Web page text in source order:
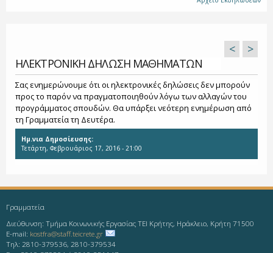
ΗΛΕΚΤΡΟΝΙΚΗ ΔΗΛΩΣΗ ΜΑΘΗΜΑΤΩΝ
< >
Σας ενημερώνουμε ότι οι ηλεκτρονικές δηλώσεις δεν μπορούν
προς το παρόν να πραγματοποιηθούν λόγω των αλλαγών του
προγράμματος σπουδών. Θα υπάρξει νεότερη ενημέρωση από
τη Γραμματεία τη Δευτέρα.
Ημ.νια Δημοσίευσης:
Τετάρτη, Φεβρουάριος 17, 2016 - 21:00
Γραμματεία
Διεύθυνση: Τμήμα Κοινωνικής Εργασίας ΤΕΙ Κρήτης, Ηράκλειο, Κρήτη 71500
E-mail: kostfra@staff.teicrete.gr
Τηλ: 2810-379536, 2810-379534